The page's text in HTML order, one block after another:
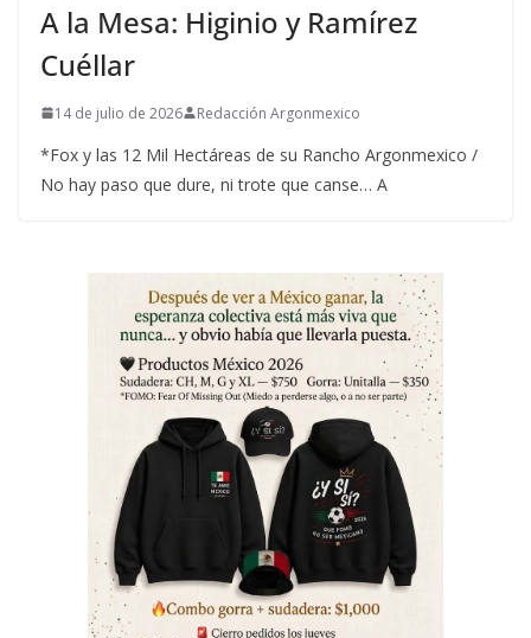
A la Mesa: Higinio y Ramírez
Cuéllar
14 de julio de 2026 Redacción Argonmexico
*Fox y las 12 Mil Hectáreas de su Rancho Argonmexico /
No hay paso que dure, ni trote que canse… A